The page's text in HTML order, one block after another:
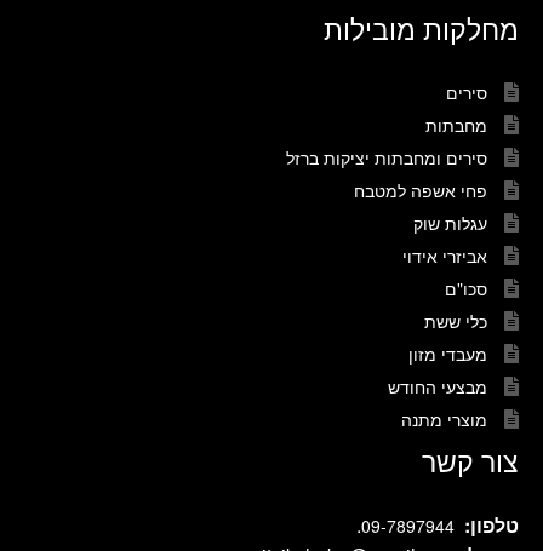
מחלקות מובילות
סירים
מחבתות
סירים ומחבתות יציקות ברזל
פחי אשפה למטבח
עגלות שוק
אביזרי אידוי
סכו"ם
כלי ששת
מעבדי מזון
מבצעי החודש
מוצרי מתנה
צור קשר
טלפון: 09-7897944
.